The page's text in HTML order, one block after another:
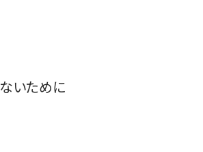
いために